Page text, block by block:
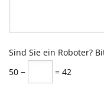
Sind Sie ein Roboter?
50 −
= 42